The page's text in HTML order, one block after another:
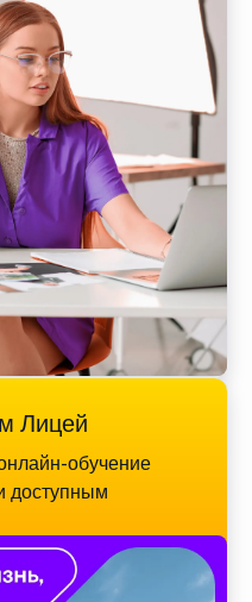
Лицей
обучение
доступным